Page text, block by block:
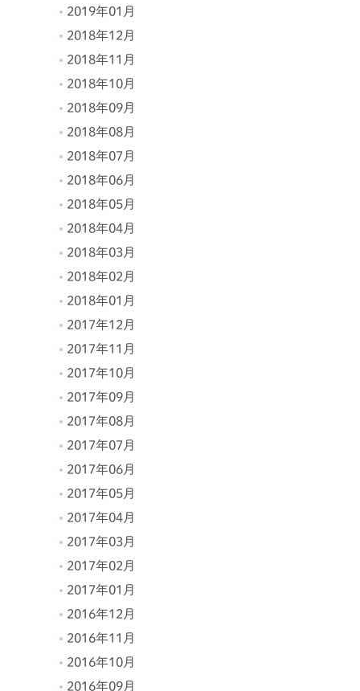
2019年01月
2018年12月
2018年11月
2018年10月
2018年09月
2018年08月
2018年07月
2018年06月
2018年05月
2018年04月
2018年03月
2018年02月
2018年01月
2017年12月
2017年11月
2017年10月
2017年09月
2017年08月
2017年07月
2017年06月
2017年05月
2017年04月
2017年03月
2017年02月
2017年01月
2016年12月
2016年11月
2016年10月
2016年09月